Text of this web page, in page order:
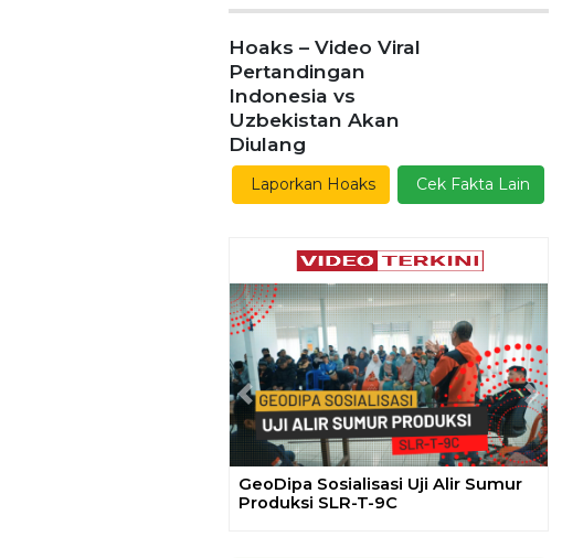
Hoaks – Video Viral
Pertandingan
Indonesia vs
Uzbekistan Akan
Diulang
Laporkan Hoaks Cek Fakta Lain
GeoDipa Sosialisasi Uji Alir Sumur
Produksi SLR-T-9C
Previous Next